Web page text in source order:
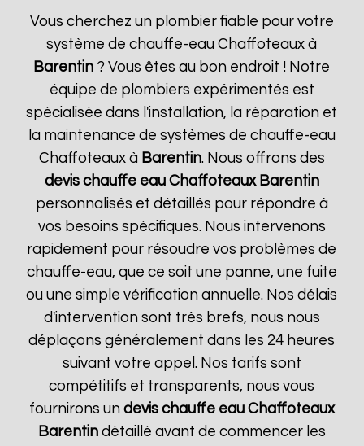
Vous cherchez un plombier fiable pour votre
système de chauffe-eau Chaffoteaux à
Barentin ? Vous êtes au bon endroit ! Notre
équipe de plombiers expérimentés est
spécialisée dans l'installation, la réparation et
la maintenance de systèmes de chauffe-eau
Chaffoteaux à Barentin. Nous offrons des
devis chauffe eau Chaffoteaux Barentin
personnalisés et détaillés pour répondre à
vos besoins spécifiques. Nous intervenons
rapidement pour résoudre vos problèmes de
chauffe-eau, que ce soit une panne, une fuite
ou une simple vérification annuelle. Nos délais
d'intervention sont très brefs, nous nous
déplaçons généralement dans les 24 heures
suivant votre appel. Nos tarifs sont
compétitifs et transparents, nous vous
fournirons un devis chauffe eau Chaffoteaux
Barentindétaillé avant de commencer les